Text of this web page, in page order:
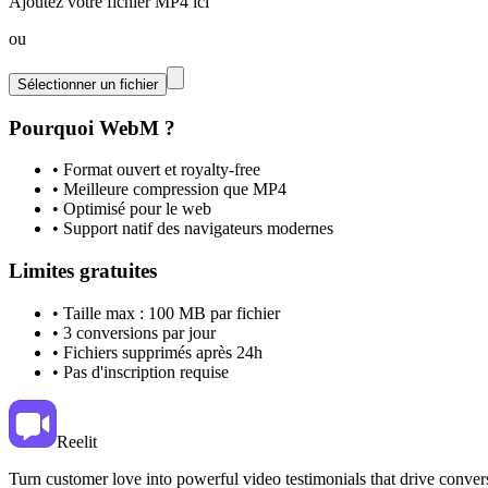
ou
Sélectionner un fichier
Pourquoi WebM ?
• Format ouvert et royalty-free
• Meilleure compression que MP4
• Optimisé pour le web
• Support natif des navigateurs modernes
Limites gratuites
• Taille max : 100 MB par fichier
• 3 conversions par jour
• Fichiers supprimés après 24h
• Pas d'inscription requise
Reelit
Turn customer love into powerful video testimonials that drive